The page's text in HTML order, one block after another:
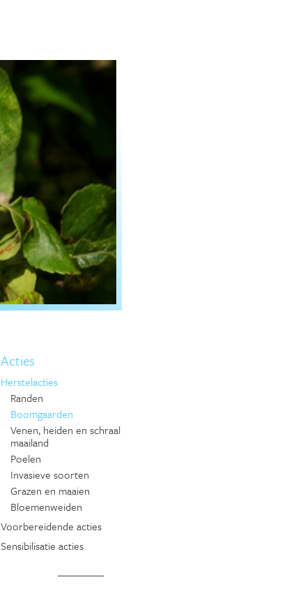
Acties
Herstelacties
Randen
Boomgaarden
Venen, heiden en schraal
maailand
Poelen
Invasieve soorten
Grazen en maaien
Bloemenweiden
Voorbereidende acties
Sensibilisatie acties